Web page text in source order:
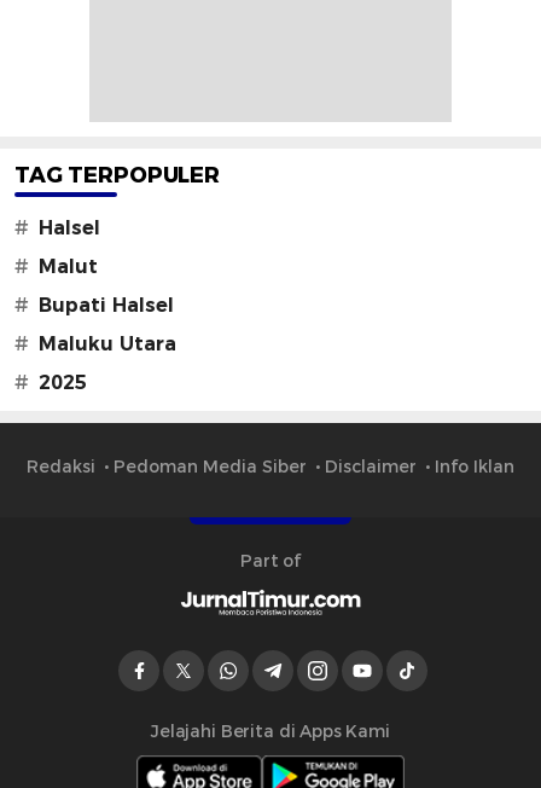
TAG TERPOPULER
#
Halsel
#
Malut
#
Bupati Halsel
#
Maluku Utara
# 2025
Redaksi Pedoman Media Siber Disclaimer Info Iklan
Part of
Jelajahi Berita di Apps Kami